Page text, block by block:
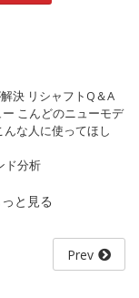
決 リシャフトQ＆A
こんどのニューモデ
な人に使ってほし
ド分析
Prev